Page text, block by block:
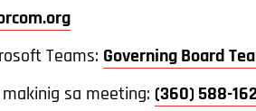
Teams: Governing Board
sa meeting: (360) 588-